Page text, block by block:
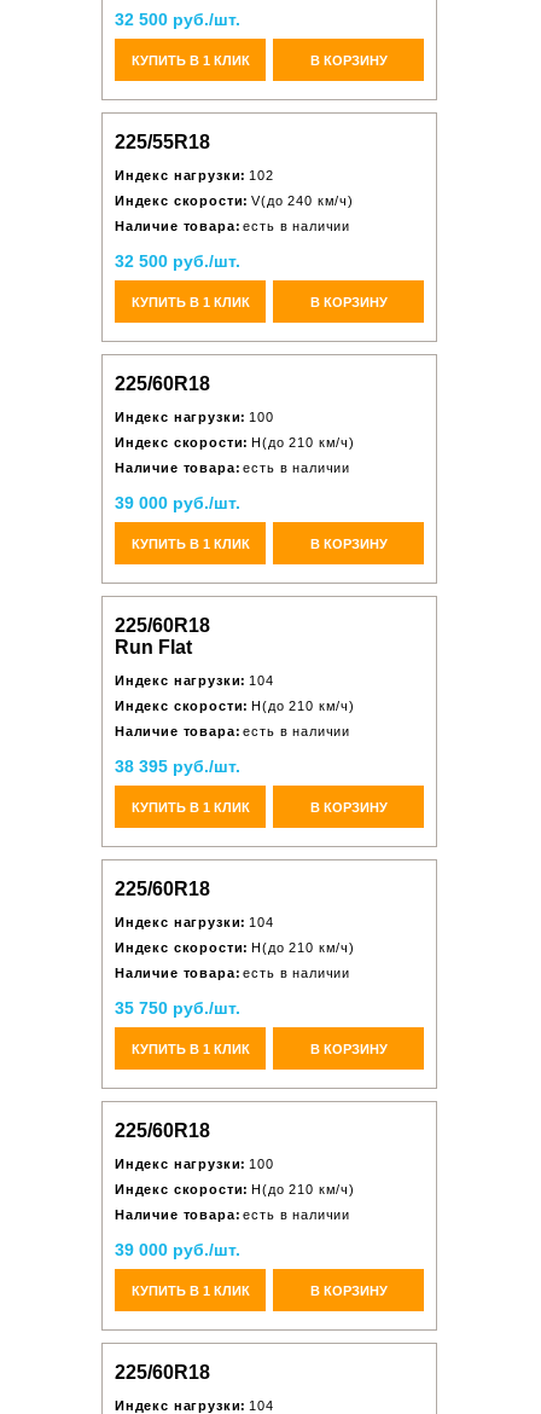
32 500 руб./шт.
КУПИТЬ В 1 КЛИК В КОРЗИНУ
225/55R18
Индекс нагрузки: 102
Индекс скорости: V(до 240 км/ч)
Наличие товара: есть в наличии
32 500 руб./шт.
КУПИТЬ В 1 КЛИК В КОРЗИНУ
225/60R18
Индекс нагрузки: 100
Индекс скорости: H(до 210 км/ч)
Наличие товара: есть в наличии
39 000 руб./шт.
КУПИТЬ В 1 КЛИК В КОРЗИНУ
225/60R18
Run Flat
Индекс нагрузки: 104
Индекс скорости: H(до 210 км/ч)
Наличие товара: есть в наличии
38 395 руб./шт.
КУПИТЬ В 1 КЛИК В КОРЗИНУ
225/60R18
Индекс нагрузки: 104
Индекс скорости: H(до 210 км/ч)
Наличие товара: есть в наличии
35 750 руб./шт.
КУПИТЬ В 1 КЛИК В КОРЗИНУ
225/60R18
Индекс нагрузки: 100
Индекс скорости: H(до 210 км/ч)
Наличие товара: есть в наличии
39 000 руб./шт.
КУПИТЬ В 1 КЛИК В КОРЗИНУ
225/60R18
Индекс нагрузки: 104